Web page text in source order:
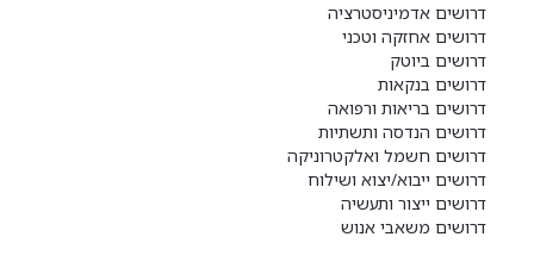
דרושים אדמיניסטרציה
דרושים אחזקה וטכני
דרושים ביוטק
דרושים בנקאות
דרושים בריאות ורפואה
דרושים הנדסה ותשתיות
דרושים חשמל ואלקטרוניקה
דרושים ייבוא/יצוא ושילוח
דרושים ייצור ותעשיה
דרושים משאבי אנוש